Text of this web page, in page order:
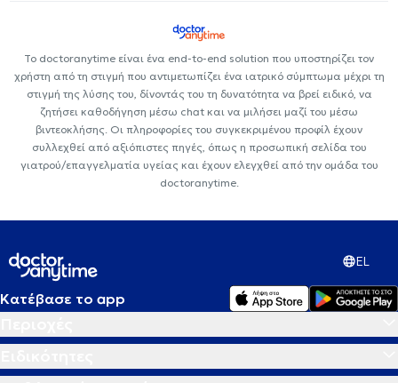
Το doctoranytime είναι ένα end-to-end solution που υποστηρίζει τον
χρήστη από τη στιγμή που αντιμετωπίζει ένα ιατρικό σύμπτωμα μέχρι τη
στιγμή της λύσης του, δίνοντάς του τη δυνατότητα να βρεί ειδικό, να
ζητήσει καθοδήγηση μέσω chat και να μιλήσει μαζί του μέσω
βιντεοκλήσης. Οι πληροφορίες του συγκεκριμένου προφίλ έχουν
συλλεχθεί από αξιόπιστες πηγές, όπως η προσωπική σελίδα του
γιατρού/επαγγελματία υγείας και έχουν ελεγχθεί από την ομάδα του
doctoranytime.
EL
Κατέβασε το app